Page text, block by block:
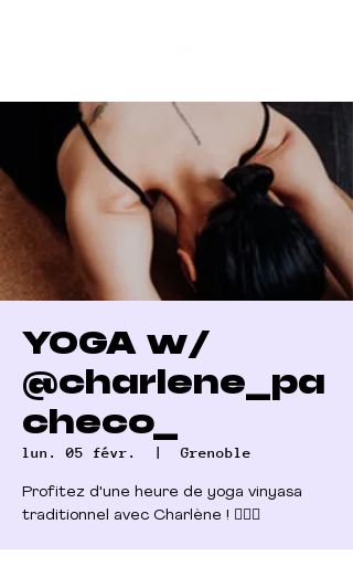
YOGA w/
@charlene_pa
checo_
lun. 05 févr.
  |
Grenoble
Profitez d'une heure de yoga vinyasa